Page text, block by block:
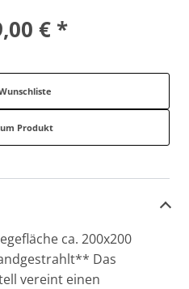
€ *
Produkt
ca. 200x200
Das
vereint einen